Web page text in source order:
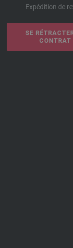
Expédition de
SE
CONTRAT